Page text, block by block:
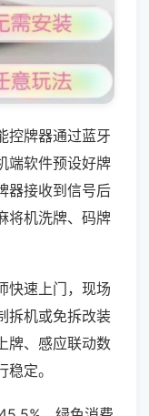
控牌器通过蓝牙
端软件预设好牌
器接收到信号后
将机洗牌、码牌
快速上门，现场
拆机或免拆改装
牌、感应联动数
定。